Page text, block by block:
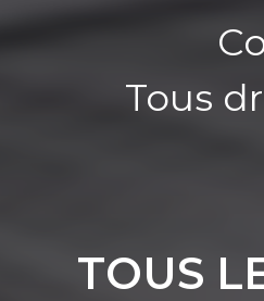
Tous
TOUS